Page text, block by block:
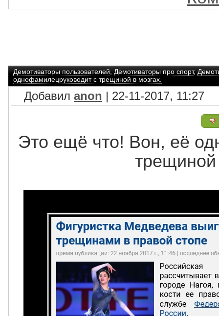
Демотиваторы пользователей,Демотиваторы про спорт,
однофамилецруководит с трещиной в мозгах.
Добавил anon | 22-11-2017, 11:27
Это ещё что! Вон, её
трещиной